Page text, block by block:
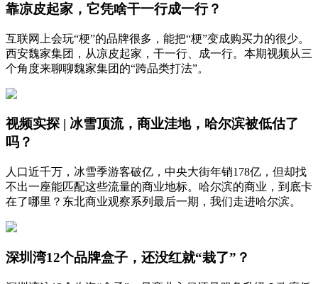
靠凉皮起家，它凭啥干一行成一行？
互联网上会玩“梗”的品牌很多，能把“梗”变成购买力的很少。
西安魏家集团，从凉皮起家，干一行、成一行。本期视频从三
个角度来聊聊魏家集团的“跨品类打法”。
视频实探 | 冰雪顶流，商业洼地，哈尔滨被低估了
吗？
人口近千万，冰雪季游客破亿，中央大街年销178亿，但却找
不出一座能匹配这些流量的商业地标。哈尔滨的商业，到底卡
在了哪里？东北商业观察系列最后一期，我们走进哈尔滨。
深圳湾12个品牌盒子，还没红就“栽了”？